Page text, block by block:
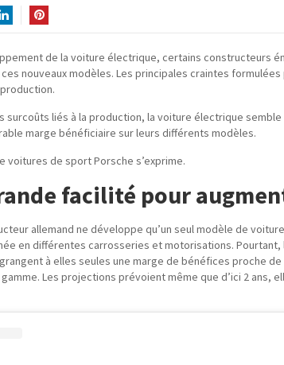
de la voiture électrique, certains constructeurs
nouveaux modèles. Les principales craintes
surcoûts liés à la production, la voiture électrique
marge bénéficiaire sur leurs différents modèles.
voitures de sport Porsche s’exprime.
facilité pour
allemand ne développe qu’un seul modèle de
en différentes carrosseries et motorisations. Pourtant,
à elles seules une marge de bénéfices proche
Les projections prévoient même que d’ici 2 ans,